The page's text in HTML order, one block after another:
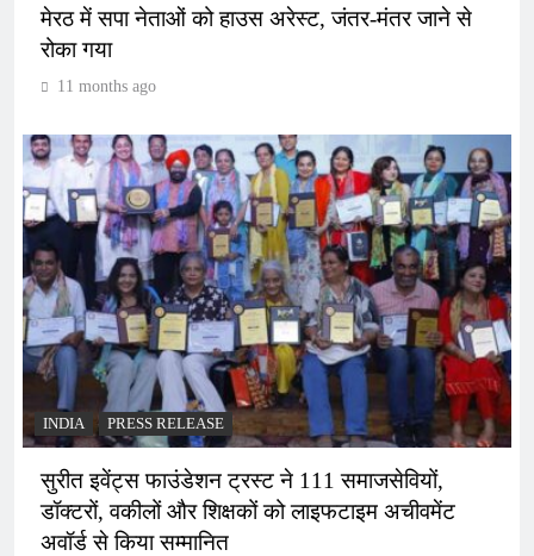
मेरठ में सपा नेताओं को हाउस अरेस्ट, जंतर-मंतर जाने से
रोका गया
11 months ago
INDIA PRESS RELEASE
सुरीत इवेंट्स फाउंडेशन ट्रस्ट ने 111 समाजसेवियों,
डॉक्टरों, वकीलों और शिक्षकों को लाइफटाइम अचीवमेंट
अवॉर्ड से किया सम्मानित